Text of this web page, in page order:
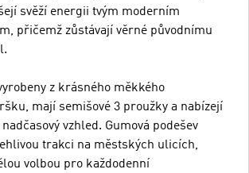
svěží energii tvým moderním
přičemž zůstávají věrné původnímu
z krásného měkkého
mají semišové 3 proužky a nabízejí
vzhled. Gumová podešev
trakci na městských ulicích,
volbou pro každodenní